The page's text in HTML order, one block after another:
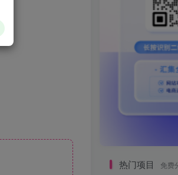
热门项目 免费